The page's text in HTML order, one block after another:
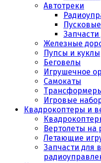
Автотреки
Железные
Пупсы и куклы
Беговелы
Игрушечное
Самокаты
Игровые
Квадрокоптеры и
Вертолеты на
Летающие
Запчасти для